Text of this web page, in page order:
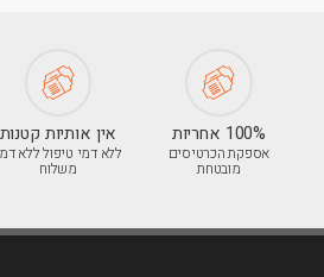
100% אחריות
אספקת הכרטיסים
מובטחת
אין אותיות קטנות
ללא דמי טיפול ללא
משלוח